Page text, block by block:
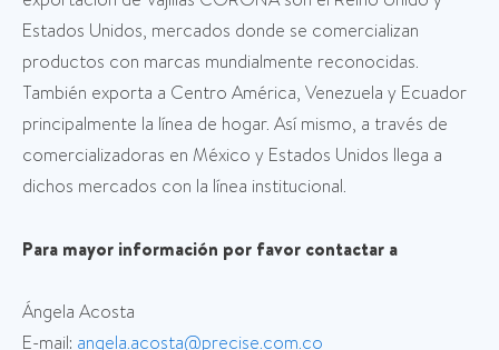
Estados Unidos, mercados donde se comercializan
productos con marcas mundialmente reconocidas.
También exporta a Centro América, Venezuela y Ecuador
principalmente la línea de hogar. Así mismo, a través de
comercializadoras en México y Estados Unidos llega a
dichos mercados con la línea institucional.
Para mayor información por favor contactar a
Ángela Acosta
E-mail: angela.acosta@precise.com.co